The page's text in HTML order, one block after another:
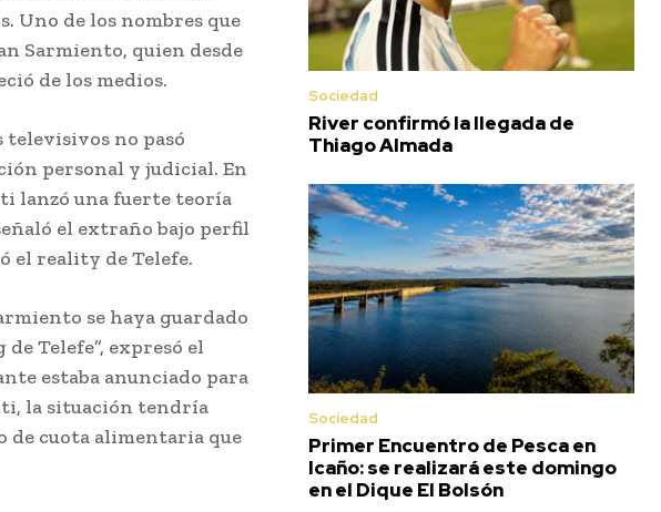
Uno de los nombres que
Sarmiento, quien desde
de los medios.
no pasó
personal y judicial. En
lanzó una fuerte teoría
el extraño bajo perfil
el reality de Telefe.
se haya guardado
Telefe”, expresó el
estaba anunciado para
la situación tendría
cuota alimentaria que
Sociedad
River confirmó la llegada de
Thiago Almada
Sociedad
Primer Encuentro de Pesca en
Icaño: se realizará este domingo
en el Dique El Bolsón